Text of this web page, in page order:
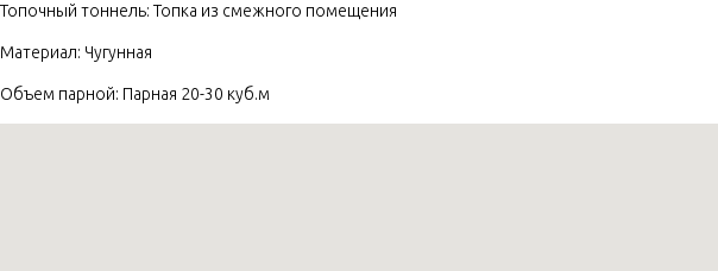
Топочный тоннель: Топка из смежного помещения
Материал: Чугунная
Объем парной: Парная 20-30 куб.м